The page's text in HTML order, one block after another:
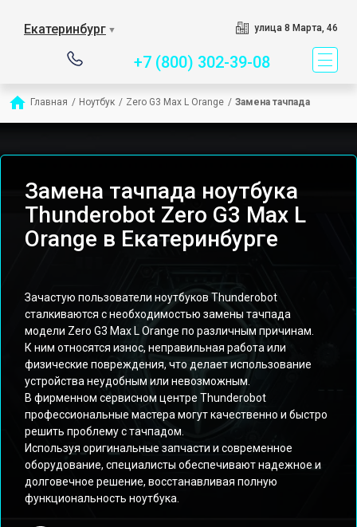
Екатеринбург ▼ улица 8 Марта, 46
+7 (800) 302-39-08
Главная / Ноутбук / Zero G3 Max L Orange / Замена тачпада
Замена тачпада ноутбука
Thunderobot Zero G3 Max L
Orange в Екатеринбурге
Зачастую пользователи ноутбуков Thunderobot
сталкиваются с необходимостью замены тачпада
модели Zero G3 Max L Orange по различным причинам.
К ним относятся износ, неправильная работа или
физические повреждения, что делает использование
устройства неудобным или невозможным.
В фирменном сервисном центре Thunderobot
профессиональные мастера могут качественно и быстро
решить проблему с тачпадом.
Используя оригинальные запчасти и современное
оборудование, специалисты обеспечивают надежное и
долговечное решение, восстанавливая полную
функциональность ноутбука.